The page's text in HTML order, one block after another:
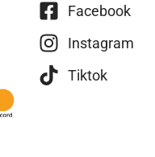
Facebook
Instagram
Tiktok